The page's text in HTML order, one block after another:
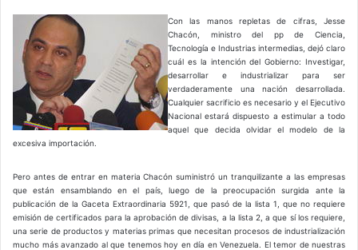
Con las manos repletas de cifras, Jesse
Chacón, ministro del pp de Ciencia,
Tecnología e Industrias intermedias, dejó claro
cuál es la intención del Gobierno: Investigar,
desarrollar e industrializar para ser
verdaderamente una nación desarrollada.
Cualquier sacrificio es necesario y el Ejecutivo
Nacional estará dispuesto a estimular a todo
aquel que decida olvidar el modelo de la
excesiva importación.
Pero antes de entrar en materia Chacón suministró un tranquilizante a las empresas
que están ensamblando en el país, luego de la preocupación surgida ante la
publicación de la Gaceta Extraordinaria 5921, que pasó de la lista 1, que no requiere
emisión de certificados para la aprobación de divisas, a la lista 2, a que sí los requiere,
una serie de productos y materias primas que necesitan procesos de industrialización
mucho más avanzado al que tenemos hoy en día en Venezuela. El temor de nuestras